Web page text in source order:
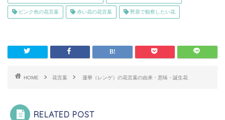
ピンク色の花言葉 赤い花の花言葉 野原で観察したい花
HOME 花言葉 蓮華（レンゲ）の花言葉の由来・意味・誕生花
RELATED POST